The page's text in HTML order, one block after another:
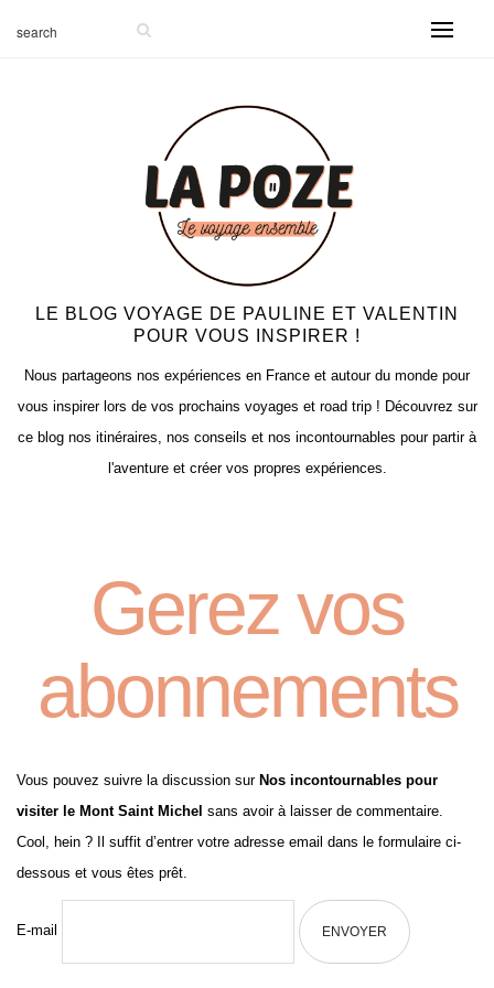
LE BLOG VOYAGE DE PAULINE ET VALENTIN
POUR VOUS INSPIRER !
Nous partageons nos expériences en France et autour du monde pour
vous inspirer lors de vos prochains voyages et road trip ! Découvrez sur
ce blog nos itinéraires, nos conseils et nos incontournables pour partir à
l'aventure et créer vos propres expériences.
Gerez vos
abonnements
Vous pouvez suivre la discussion sur Nos incontournables pour
visiter le Mont Saint Michel sans avoir à laisser de commentaire.
Cool, hein ? Il suffit d’entrer votre adresse email dans le formulaire ci-
dessous et vous êtes prêt.
E-mail